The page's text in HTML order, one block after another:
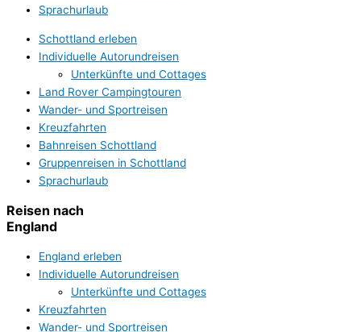
Sprachurlaub
Schottland erleben
Individuelle Autorundreisen
Unterkünfte und Cottages
Land Rover Campingtouren
Wander- und Sportreisen
Kreuzfahrten
Bahnreisen Schottland
Gruppenreisen in Schottland
Sprachurlaub
Reisen nach
England
England erleben
Individuelle Autorundreisen
Unterkünfte und Cottages
Kreuzfahrten
Wander- und Sportreisen